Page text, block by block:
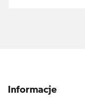
Informacje